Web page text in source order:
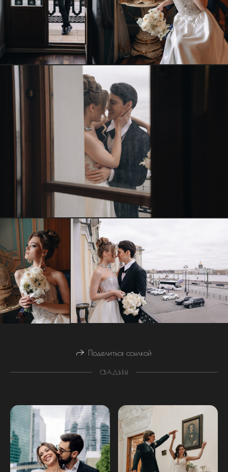
Поделиться ссылкой
СВАДЬБЫ